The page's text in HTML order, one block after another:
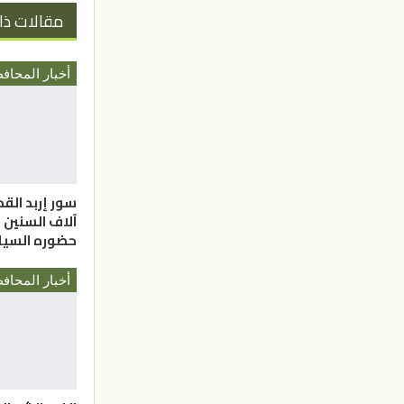
مقالات
سور إربد
آلاف
حضوره